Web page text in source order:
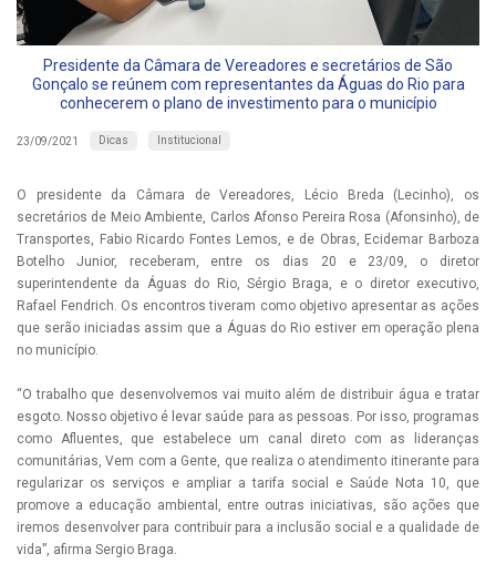
Presidente da Câmara de Vereadores e secretários de São
Gonçalo se reúnem com representantes da Águas do Rio para
conhecerem o plano de investimento para o município
23/09/2021 Dicas Institucional
O presidente da Câmara de Vereadores, Lécio Breda (Lecinho), os
secretários de Meio Ambiente, Carlos Afonso Pereira Rosa (Afonsinho), de
Transportes, Fabio Ricardo Fontes Lemos, e de Obras, Ecidemar Barboza
Botelho Junior, receberam, entre os dias 20 e 23/09, o diretor
superintendente da Águas do Rio, Sérgio Braga, e o diretor executivo,
Rafael Fendrich. Os encontros tiveram como objetivo apresentar as ações
que serão iniciadas assim que a Águas do Rio estiver em operação plena
no município.
“O trabalho que desenvolvemos vai muito além de distribuir água e tratar
esgoto. Nosso objetivo é levar saúde para as pessoas. Por isso, programas
como Afluentes, que estabelece um canal direto com as lideranças
comunitárias, Vem com a Gente, que realiza o atendimento itinerante para
regularizar os serviços e ampliar a tarifa social e Saúde Nota 10, que
promove a educação ambiental, entre outras iniciativas, são ações que
iremos desenvolver para contribuir para a inclusão social e a qualidade de
vida”, afirma Sergio Braga.